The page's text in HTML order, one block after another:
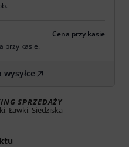
Cena przy kasie
przy kasie.
SPRZEDAŻY
Ławki, Siedziska